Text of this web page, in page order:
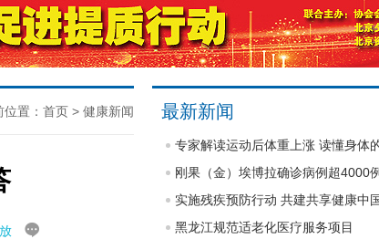
位置： 首页 > 健康新闻

最新新闻
专家解读运动后体重上涨 读懂身体
刚果（金）埃博拉确诊病例超4000例
实施残疾预防行动 共建共享健康中
黑龙江规范适老化医疗服务项目